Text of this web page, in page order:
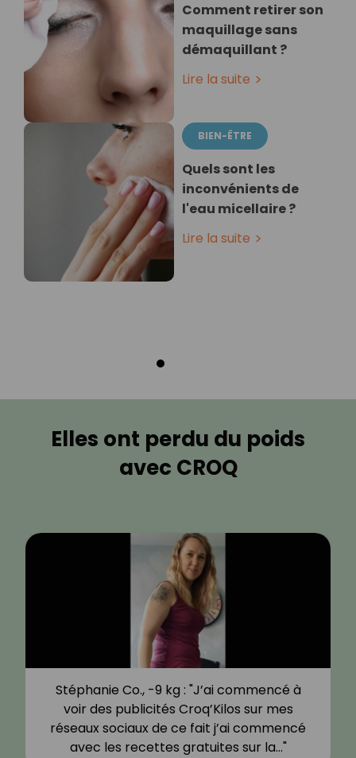
Comment retirer son
maquillage sans
démaquillant ?
Lire la suite
BIEN-ÊTRE
Quels sont les
inconvénients de
l'eau micellaire ?
Lire la suite
Elles ont perdu du poids
avec CROQ
Stéphanie Co., -9 kg : "J’ai commencé à
voir des publicités Croq’Kilos sur mes
réseaux sociaux de ce fait j’ai commencé
avec les recettes gratuites sur la…"